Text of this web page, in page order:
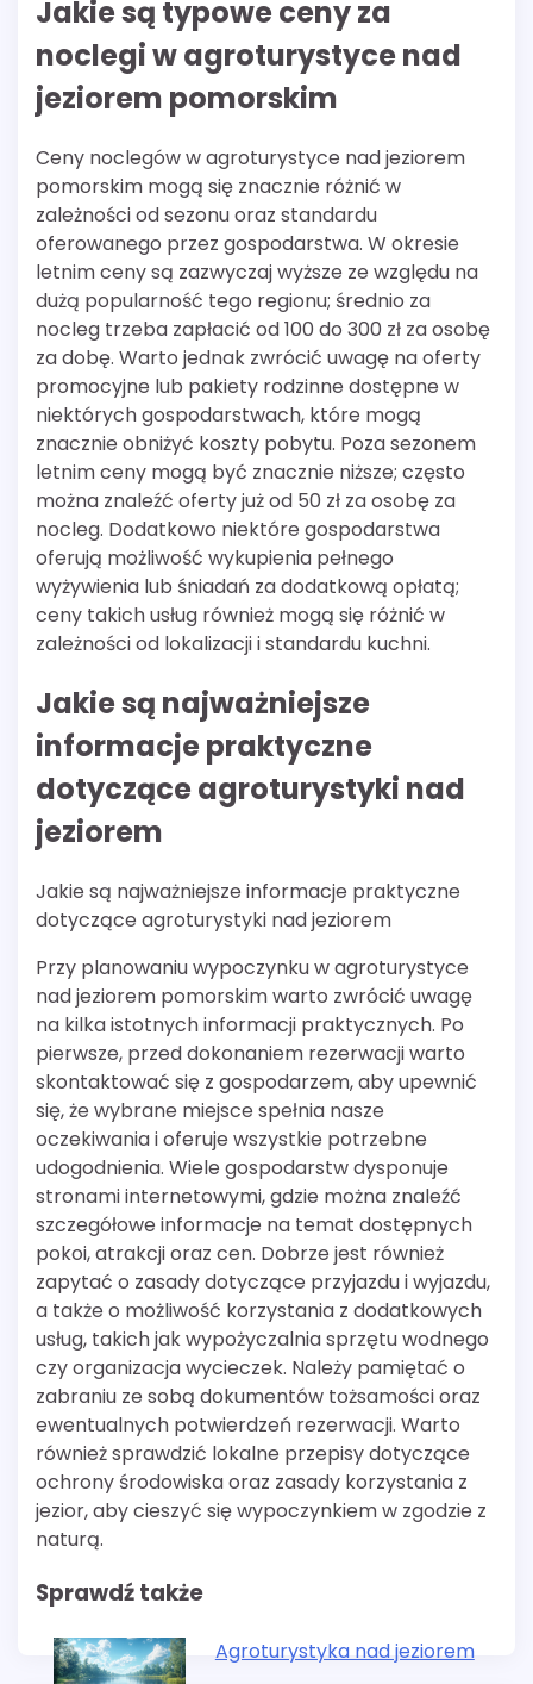
Jakie są typowe ceny za
noclegi w agroturystyce nad
jeziorem pomorskim
Ceny noclegów w agroturystyce nad jeziorem
pomorskim mogą się znacznie różnić w
zależności od sezonu oraz standardu
oferowanego przez gospodarstwa. W okresie
letnim ceny są zazwyczaj wyższe ze względu na
dużą popularność tego regionu; średnio za
nocleg trzeba zapłacić od 100 do 300 zł za osobę
za dobę. Warto jednak zwrócić uwagę na oferty
promocyjne lub pakiety rodzinne dostępne w
niektórych gospodarstwach, które mogą
znacznie obniżyć koszty pobytu. Poza sezonem
letnim ceny mogą być znacznie niższe; często
można znaleźć oferty już od 50 zł za osobę za
nocleg. Dodatkowo niektóre gospodarstwa
oferują możliwość wykupienia pełnego
wyżywienia lub śniadań za dodatkową opłatą;
ceny takich usług również mogą się różnić w
zależności od lokalizacji i standardu kuchni.
Jakie są najważniejsze
informacje praktyczne
dotyczące agroturystyki nad
jeziorem
Jakie są najważniejsze informacje praktyczne
dotyczące agroturystyki nad jeziorem
Przy planowaniu wypoczynku w agroturystyce
nad jeziorem pomorskim warto zwrócić uwagę
na kilka istotnych informacji praktycznych. Po
pierwsze, przed dokonaniem rezerwacji warto
skontaktować się z gospodarzem, aby upewnić
się, że wybrane miejsce spełnia nasze
oczekiwania i oferuje wszystkie potrzebne
udogodnienia. Wiele gospodarstw dysponuje
stronami internetowymi, gdzie można znaleźć
szczegółowe informacje na temat dostępnych
pokoi, atrakcji oraz cen. Dobrze jest również
zapytać o zasady dotyczące przyjazdu i wyjazdu,
a także o możliwość korzystania z dodatkowych
usług, takich jak wypożyczalnia sprzętu wodnego
czy organizacja wycieczek. Należy pamiętać o
zabraniu ze sobą dokumentów tożsamości oraz
ewentualnych potwierdzeń rezerwacji. Warto
również sprawdzić lokalne przepisy dotyczące
ochrony środowiska oraz zasady korzystania z
jezior, aby cieszyć się wypoczynkiem w zgodzie z
naturą.
Sprawdź także
Agroturystyka nad jeziorem